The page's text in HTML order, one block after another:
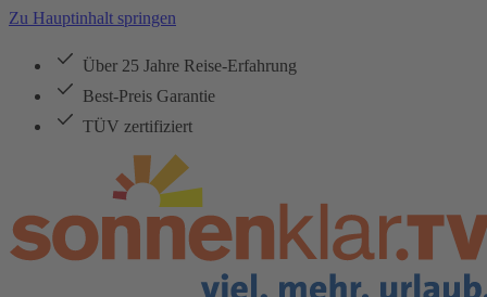
Zu Hauptinhalt springen
Über 25 Jahre Reise-Erfahrung
Best-Preis Garantie
TÜV zertifiziert